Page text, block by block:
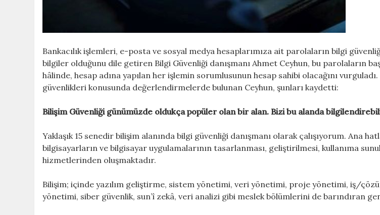
Bankacılık işlemleri, e-posta ve sosyal medya hesaplarımıza ait parolaların bilgi
bilgiler olduğunu dile getiren Bilgi Güvenliği danışmanı Ahmet Ceyhun, bu parolaların
hâlinde, hesap adına yapılan her işlemin sorumlusunun hesap sahibi olacağını vurguladı.
güvenlikleri konusunda değerlendirmelerde bulunan Ceyhun, şunları kaydetti:
Bilişim Güvenliği günümüzde oldukça popüler olan bir alan. Bizi bu alanda
Yaklaşık 15 senedir bilişim alanında bilgi güvenliği danışmanı olarak çalışıyorum. Ana
bilgisayarların ve bilgisayar uygulamalarının tasarlanması, geliştirilmesi, kullanıma
hizmetlerinden oluşmaktadır.
Bilişim; içinde yazılım geliştirme, sistem yönetimi, veri yönetimi, proje yönetimi, iş/
yönetimi, siber güvenlik, sun’î zekâ, veri analizi gibi meslek bölümlerini de barındıran